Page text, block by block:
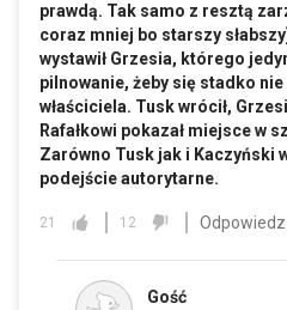
prawdą. Tak samo z resztą
coraz mniej bo starszy
wystawił Grzesia, którego
pilnowanie, żeby się stadko
właściciela. Tusk wrócił,
Rafałkowi pokazał miejsce w
Zarówno Tusk jak i Kaczyński
podejście autorytarne.
21 12 Odpowiedz
Gość